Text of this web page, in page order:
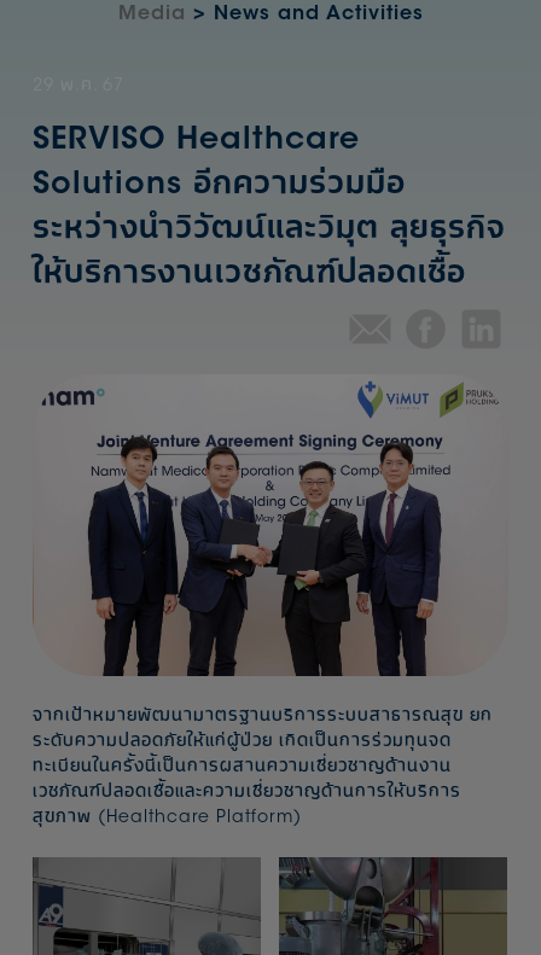
Media > News and Activities
SERVISO Healthcare
Solutions อีกความร่วมมือ
ระหว่างนำวิวัฒน์และวิมุต ลุยธุรกิจ
ให้บริการงานเวชภัณฑ์ปลอดเชื้อ
จากเป้าหมายพัฒนามาตรฐานบริการระบบสาธารณสุข ยก
ระดับความปลอดภัยให้แก่ผู้ป่วย เกิดเป็นการร่วมทุนจด
ทะเบียนในครั้งนี้เป็นการผสานความเชี่ยวชาญด้านงาน
เวชภัณฑ์ปลอดเชื้อและความเชี่ยวชาญด้านการให้บริการ
สุขภาพ (Healthcare Platform)